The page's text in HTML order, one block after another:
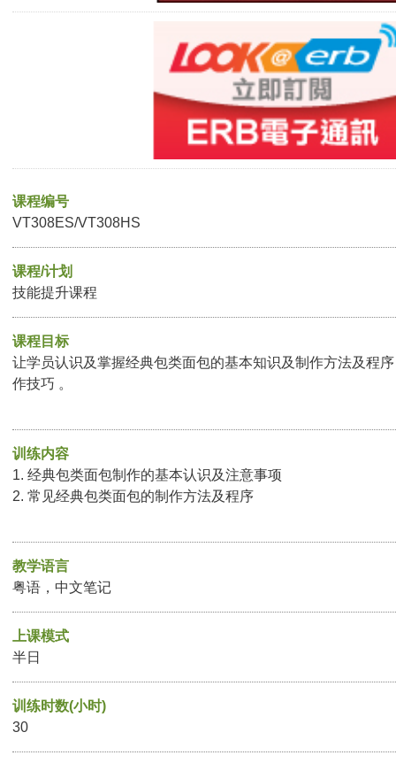
课程编号
VT308ES/VT308HS
课程/计划
技能提升课程
课程目标
让学员认识及掌握经典包类面包的基本知识及制作方法及程
作技巧 。
训练内容
1. 经典包类面包制作的基本认识及注意事项
2. 常见经典包类面包的制作方法及程序
教学语言
粤语，中文笔记
上课模式
半日
训练时数(小时)
30